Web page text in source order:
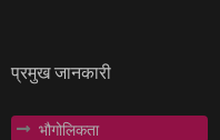
प्रमुख जानकारी
भौगोलिकता